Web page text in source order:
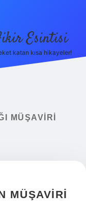
Esintisi
katan kısa hikayeler!
MÜŞAVIRI
MÜŞAVIRI